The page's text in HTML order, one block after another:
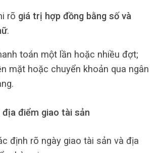
rõ giá trị hợp đồng bằng số và
.
toán một lần hoặc nhiều đợt;
mặt hoặc chuyển khoản qua ngân
địa điểm giao tài sản
định rõ ngày giao tài sản và địa